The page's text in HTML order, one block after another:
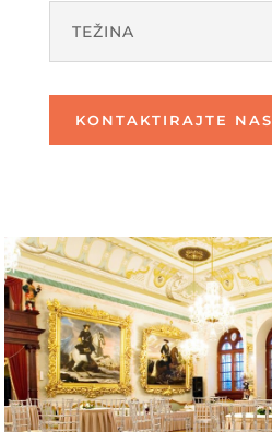
TEŽINA
KONTAKTIRAJTE NAS